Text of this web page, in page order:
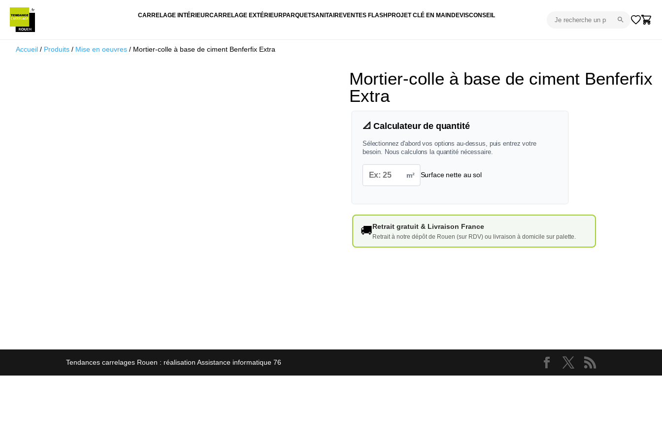
CARRELAGE INTÉRIEURCARRELAGE EXTÉRIEURPARQUETSANITAIREVENTES FLASH PROJET CLÉ EN MAIN DEVISCONSEIL
Accueil / Produits / Mise en oeuvres / Mortier-colle à base de ciment Benferfix Extra
Mortier-colle à base de ciment Benferfix
Extra
📐 Calculateur de quantité
Sélectionnez d'abord vos options au-dessus, puis entrez votre
besoin. Nous calculons la quantité nécessaire.
m² Surface nette au sol
🚚Retrait gratuit & Livraison France
Retrait à notre dépôt de Rouen (sur RDV) ou livraison à domicile sur palette.
Tendances carrelages Rouen : réalisation Assistance informatique 76